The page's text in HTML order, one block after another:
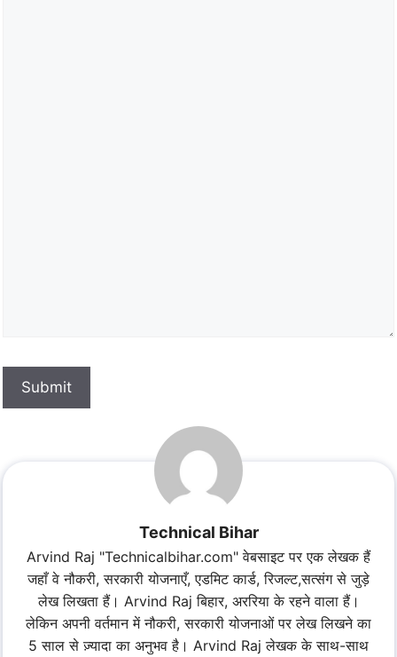
Submit
Technical Bihar
Arvind Raj "Technicalbihar.com" वेबसाइट पर एक लेखक हैं
जहाँ वे नौकरी, सरकारी योजनाएँ, एडमिट कार्ड, रिजल्ट,सत्संग से जुड़े
लेख लिखता हैं। Arvind Raj बिहार, अररिया के रहने वाला हैं।
लेकिन अपनी वर्तमान में नौकरी, सरकारी योजनाओं पर लेख लिखने का
5 साल से ज़्यादा का अनुभव है। Arvind Raj लेखक के साथ-साथ